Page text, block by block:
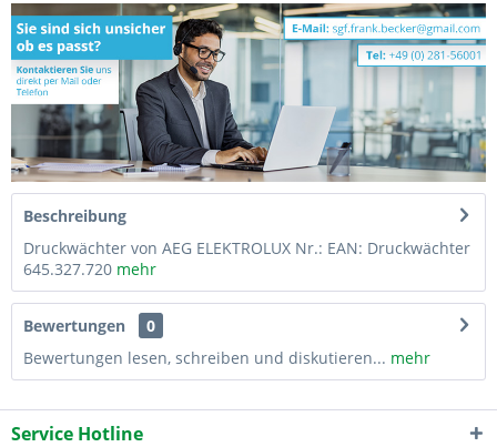
Beschreibung
Druckwächter von AEG ELEKTROLUX Nr.: EAN: Druckwächter
645.327.720 mehr
Bewertungen
0
Bewertungen lesen, schreiben und diskutieren... mehr
Service Hotline